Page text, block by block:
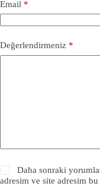
Email *
Değerlendirmeniz *
Daha sonraki
adresim ve site adresim